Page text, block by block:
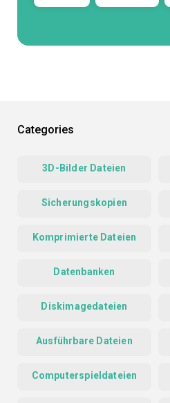
Categories
3D-Bilder Dateien
Sicherungskopien
Komprimierte Dateien
Datenbanken
Diskimagedateien
Ausführbare Dateien
Computerspieldateien